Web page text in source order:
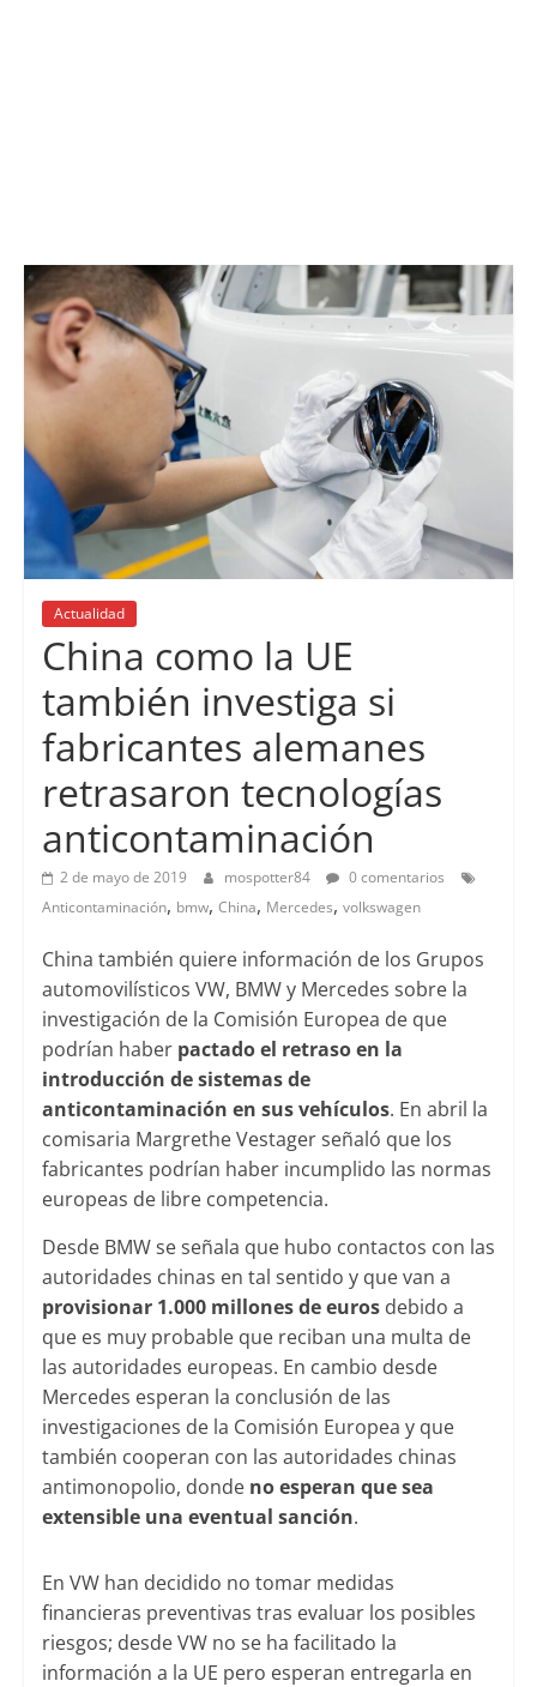
Actualidad
China como la UE
también investiga si
fabricantes alemanes
retrasaron tecnologías
anticontaminación
2 de mayo de 2019 mospotter84
0 comentarios
Anticontaminación, bmw, China, Mercedes, volkswagen
China también quiere información de los Grupos
automovilísticos VW, BMW y Mercedes sobre la
investigación de la Comisión Europea de que
podrían haber pactado el retraso en la
introducción de sistemas de
anticontaminación en sus vehículos. En abril la
comisaria Margrethe Vestager señaló que los
fabricantes podrían haber incumplido las normas
europeas de libre competencia.
Desde BMW se señala que hubo contactos con las
autoridades chinas en tal sentido y que van a
provisionar 1.000 millones de eurosdebido a
que es muy probable que reciban una multa de
las autoridades europeas. En cambio desde
Mercedes esperan la conclusión de las
investigaciones de la Comisión Europea y que
también cooperan con las autoridades chinas
antimonopolio, donde no esperan que sea
extensible una eventual sanción.
En VW han decidido no tomar medidas
financieras preventivas tras evaluar los posibles
riesgos; desde VW no se ha facilitado la
información a la UE pero esperan entregarla en